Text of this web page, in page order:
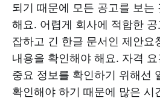
되기 때문에 모든 공고를 보는
해요. 어렵게 회사에 적합한
잡하고 긴 한글 문서인 제안요
내용을 확인해야 해요. 자격
중요 정보를 확인하기 위해선
확인해야 하기 때문에 많은 시